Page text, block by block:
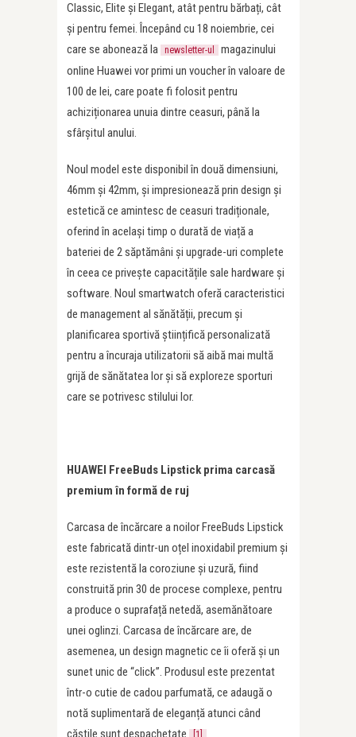
Classic, Elite și Elegant, atât pentru bărbați, cât
și pentru femei. Începând cu 18 noiembrie, cei
care se abonează la
newsletter-ul
magazinului
online Huawei vor primi un voucher în valoare de
100 de lei, care poate fi folosit pentru
achiziționarea unuia dintre ceasuri, până la
sfârșitul anului.
Noul model este disponibil în două dimensiuni,
46mm și 42mm, și impresionează prin design și
estetică ce amintesc de ceasuri tradiționale,
oferind în același timp o durată de viață a
bateriei de 2 săptămâni și upgrade-uri complete
în ceea ce privește capacitățile sale hardware și
software. Noul smartwatch oferă caracteristici
de management al sănătății, precum și
planificarea sportivă științifică personalizată
pentru a încuraja utilizatorii să aibă mai multă
grijă de sănătatea lor și să exploreze sporturi
care se potrivesc stilului lor.
HUAWEI FreeBuds Lipstick prima carcasă
premium în formă de ruj
Carcasa de încărcare a noilor FreeBuds Lipstick
este fabricată dintr-un oțel inoxidabil premium și
este rezistentă la coroziune și uzură, fiind
construită prin 30 de procese complexe, pentru
a produce o suprafață netedă, asemănătoare
unei oglinzi. Carcasa de încărcare are, de
asemenea, un design magnetic ce îi oferă și un
sunet unic de “click”. Produsul este prezentat
într-o cutie de cadou parfumată, ce adaugă o
notă suplimentară de eleganță atunci când
căștile sunt despachetate.
[1]